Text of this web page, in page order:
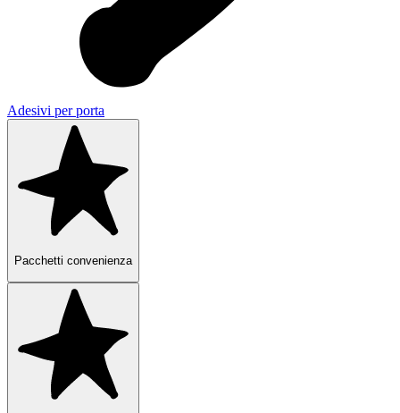
Adesivi per porta
Pacchetti convenienza